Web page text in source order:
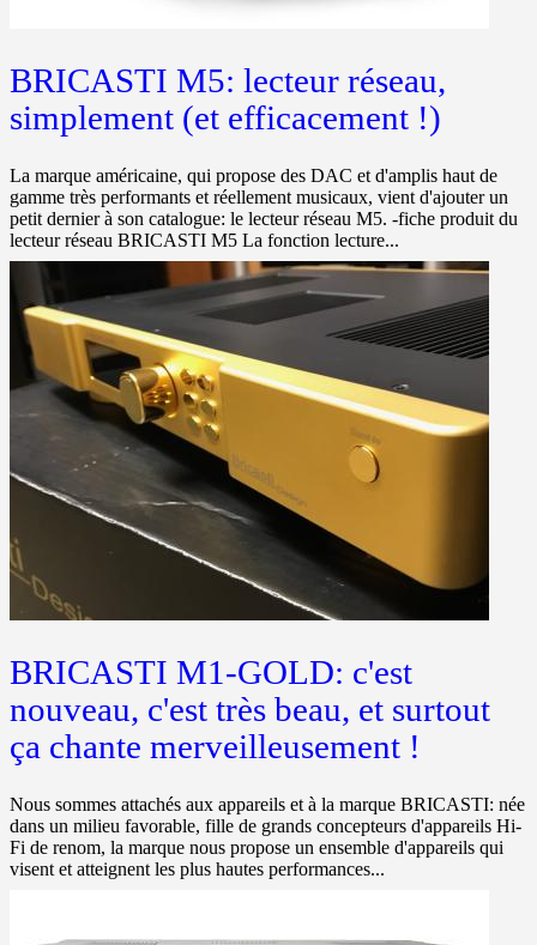
BRICASTI M5: lecteur réseau,
simplement (et efficacement !)
La marque américaine, qui propose des DAC et d'amplis haut de
gamme très performants et réellement musicaux, vient d'ajouter un
petit dernier à son catalogue: le lecteur réseau M5. -fiche produit du
lecteur réseau BRICASTI M5 La fonction lecture...
BRICASTI M1-GOLD: c'est
nouveau, c'est très beau, et surtout
ça chante merveilleusement !
Nous sommes attachés aux appareils et à la marque BRICASTI: née
dans un milieu favorable, fille de grands concepteurs d'appareils Hi-
Fi de renom, la marque nous propose un ensemble d'appareils qui
visent et atteignent les plus hautes performances...